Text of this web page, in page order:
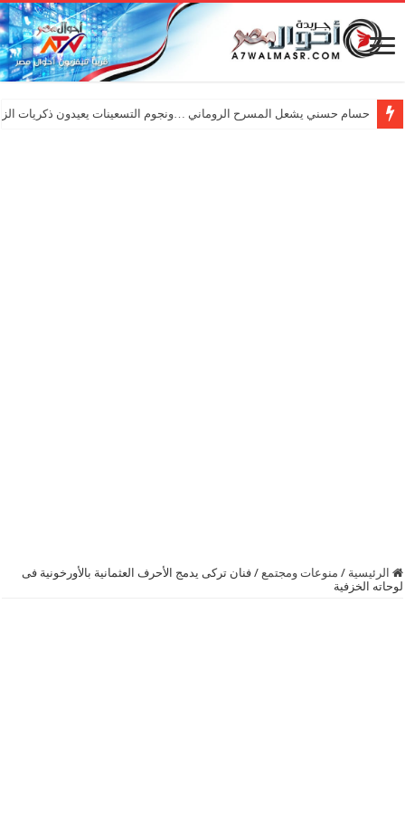
حسام حسني يشعل المسرح الروماني …ونجوم التسعينات يعيدون ذكريات
الرئيسية / منوعات ومجتمع / فنان تركى يدمج الأحرف العثمانية بالأورخونية فى
لوحاته الخزفية